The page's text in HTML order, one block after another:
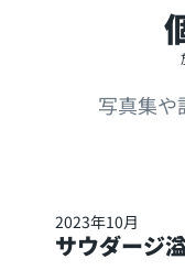
写真集や
2023年10月
サウダージ